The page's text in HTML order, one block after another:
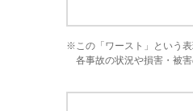
※この「ワースト」という表
各事故の状況や損害・被害